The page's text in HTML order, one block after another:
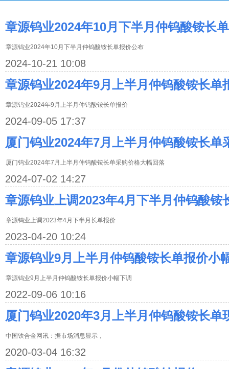
章源钨业2024年10月下半月仲钨酸铵长
章源钨业2024年10月下半月仲钨酸铵长单报价公布
2024-10-21 10:08
章源钨业2024年9月上半月仲钨酸铵长单
章源钨业2024年9月上半月仲钨酸铵长单报价
2024-09-05 17:37
厦门钨业2024年7月上半月仲钨酸铵长单
厦门钨业2024年7月上半月仲钨酸铵长单采购价格大幅回落
2024-07-02 14:27
章源钨业上调2023年4月下半月仲钨酸铵
章源钨业上调2023年4月下半月长单报价
2023-04-20 10:24
章源钨业9月上半月仲钨酸铵长单报价小
章源钨业9月上半月仲钨酸铵长单报价小幅下调
2022-09-06 10:16
厦门钨业2020年3月上半月仲钨酸铵长单
中国铁合金网讯：据市场消息显示，
2020-03-04 16:32